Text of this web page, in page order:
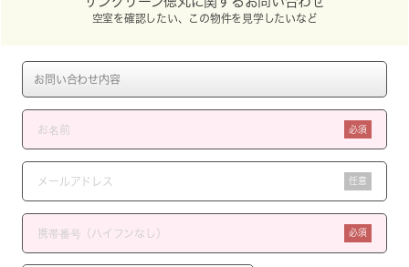
空室を確認したい、この物件を見学したいなど
必須
任意
必須